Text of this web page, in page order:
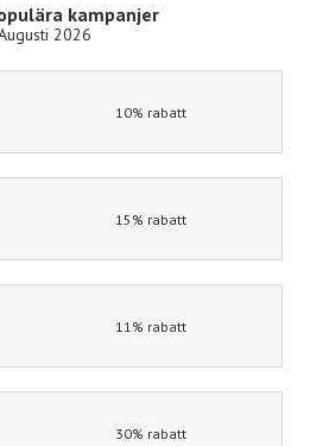
kampanjer
2026
10% rabatt
15% rabatt
11% rabatt
30% rabatt